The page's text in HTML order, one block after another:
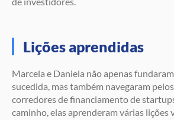
Lições aprendidas
Marcela e Daniela não apenas
sucedida, mas também navegaram
corredores de financiamento de
caminho, elas aprenderam várias lições